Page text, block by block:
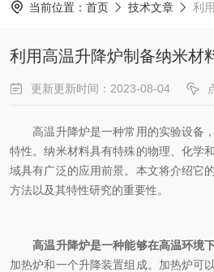
当前位置： 首页 技术文章 利用
利用高温升降炉制备纳米材
更新更新时间：2023-08-04
高温升降炉是一种常用的实验设备
特性。纳米材料具有特殊的物理、化学
域具有广泛的应用前景。本文将介绍它
方法以及其特性研究的重要性。
高温升降炉是一种能够在高温环境
加热炉和一个升降装置组成。加热炉可